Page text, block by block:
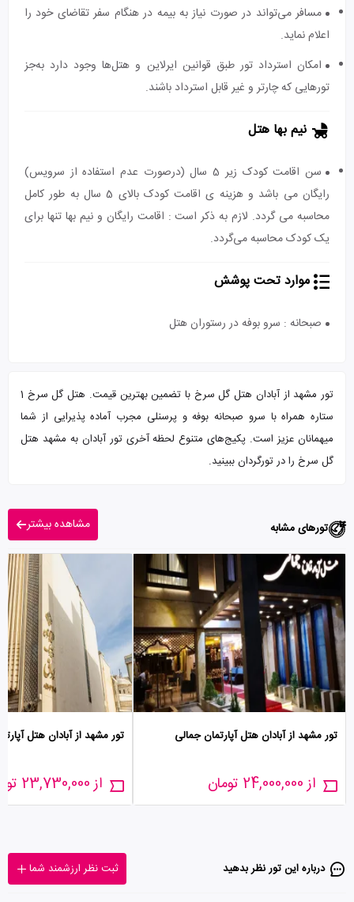
مسافر می‌تواند در صورت نیاز به بیمه در هنگام سفر تقاضای خود را
اعلام نماید.
امکان استرداد تور طبق قوانین ایرلاین و هتل‌ها وجود دارد به‌جز
تورهایی که چارتر و غیر قابل استرداد باشند.
نیم بها هتل
سن اقامت کودک زیر 5 سال (درصورت عدم استفاده از سرویس)
رایگان می باشد و هزینه ی اقامت کودک بالای 5 سال به طور کامل
محاسبه می گردد. لازم به ذکر است : اقامت رایگان و نیم بها تنها برای
یک کودک محاسبه می‌گردد.
موارد تحت پوشش
صبحانه : سرو بوفه در رستوران هتل
تور مشهد از آبادان هتل گل سرخ با تضمین بهترین قیمت. هتل گل سرخ 1
ستاره همراه با سرو صبحانه بوفه و پرسنلی مجرب آماده پذیرایی از شما
میهمانان عزیز است. پکیج‌های متنوع لحظه آخری تور آبادان به مشهد هتل
گل سرخ را در تورگردان ببینید.
تورهای مشابه مشاهده بیشتر
تور مشهد از آبادان هتل آپارتمان جمالی
از 24,000,000 تومان
تور مشهد از آبادان هتل
از 23,730,000 تومان
درباره این تور‌ نظر بدهید ثبت نظر ارزشمند شما